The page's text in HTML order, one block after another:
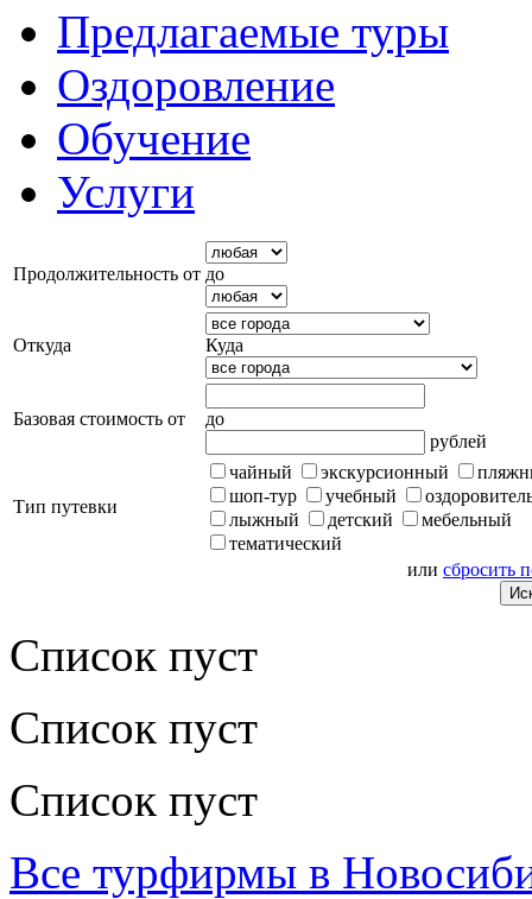
Предлагаемые туры
Оздоровление
Обучение
Услуги
Продолжительность от до
Откуда Куда
Базовая стоимость от
до
рублей
Тип путевки
чайный экскурсионный
шоп-тур
учебный
лыжный
детский
мебельный
тематический
или сбросить
Список пуст
Список пуст
Список пуст
Все турфирмы в